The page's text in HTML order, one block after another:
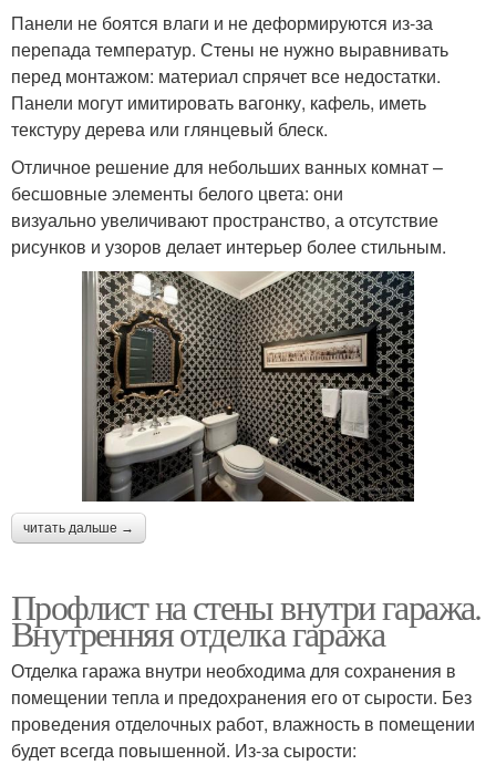
Панели не боятся влаги и не деформируются из-за
перепада температур. Стены не нужно выравнивать
перед монтажом: материал спрячет все недостатки.
Панели могут имитировать вагонку, кафель, иметь
текстуру дерева или глянцевый блеск.
Отличное решение для небольших ванных комнат –
бесшовные элементы белого цвета: они
визуально увеличивают пространство, а отсутствие
рисунков и узоров делает интерьер более стильным.
читать дальше →
Профлист на стены внутри гаража.
Внутренняя отделка гаража
Отделка гаража внутри необходима для сохранения в
помещении тепла и предохранения его от сырости. Без
проведения отделочных работ, влажность в помещении
будет всегда повышенной. Из-за сырости: